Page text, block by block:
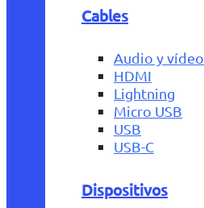
Cables
Audio y vídeo
HDMI
Lightning
Micro USB
USB
USB-C
Dispositivos